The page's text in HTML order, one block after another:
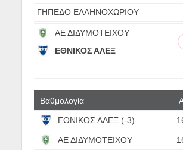
ΓΗΠΕΔΟ ΕΛΛΗΝΟΧΩΡΙΟΥ
ΑΕ ΔΙΔΥΜΟΤΕΙΧΟΥ
ΕΘΝΙΚΟΣ ΑΛΕΞ
Βαθμολογία
ΕΘΝΙΚΟΣ ΑΛΕΞ (-3)
ΑΕ ΔΙΔΥΜΟΤΕΙΧΟΥ